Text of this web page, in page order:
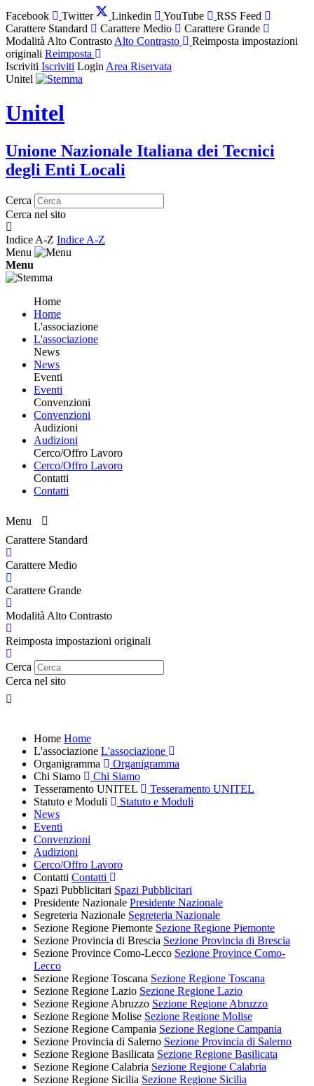
Facebook Twitter Linkedin YouTube
RSS Feed
Carattere Standard
Carattere Medio
Carattere Grande
Modalità Alto Contrasto Alto Contrasto
Reimposta impostazioni
originali Reimposta
Iscriviti Iscriviti Login Area Riservata
Unitel
Unitel
Unione Nazionale Italiana dei Tecnici
degli Enti Locali
Cerca
Cerca nel sito
Indice A-Z Indice A-Z
Menu
Menu
Home
Home
L'associazione
L'associazione
News
News
Eventi
Eventi
Convenzioni
Convenzioni
Audizioni
Audizioni
Cerco/Offro Lavoro
Cerco/Offro Lavoro
Contatti
Contatti
Menu
Carattere Standard
Carattere Medio
Carattere Grande
Modalità Alto Contrasto
Reimposta impostazioni originali
Cerca
Cerca nel sito
Home Home
L'associazione L'associazione
Organigramma
Organigramma
Chi Siamo
Chi Siamo
Tesseramento UNITEL
Tesseramento UNITEL
Statuto e Moduli
Statuto e Moduli
News
Eventi
Convenzioni
Audizioni
Cerco/Offro Lavoro
Contatti Contatti
Spazi Pubblicitari Spazi Pubblicitari
Presidente Nazionale Presidente Nazionale
Segreteria Nazionale Segreteria Nazionale
Sezione Regione Piemonte Sezione Regione Piemonte
Sezione Provincia di Brescia Sezione Provincia di Brescia
Sezione Province Como-Lecco Sezione Province Como-
Lecco
Sezione Regione Toscana Sezione Regione Toscana
Sezione Regione Lazio Sezione Regione Lazio
Sezione Regione Abruzzo Sezione Regione Abruzzo
Sezione Regione Molise Sezione Regione Molise
Sezione Regione Campania Sezione Regione Campania
Sezione Provincia di Salerno Sezione Provincia di Salerno
Sezione Regione Basilicata Sezione Regione Basilicata
Sezione Regione Calabria Sezione Regione Calabria
Sezione Regione Sicilia Sezione Regione Sicilia